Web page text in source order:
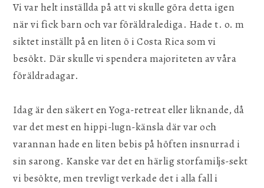
Vi var helt inställda på att vi skulle göra detta igen
när vi fick barn och var föräldralediga. Hade t. o. m
siktet inställt på en liten ö i Costa Rica som vi
besökt. Där skulle vi spendera majoriteten av våra
föräldradagar.
Idag är den säkert en Yoga-retreat eller liknande, då
var det mest en hippi-lugn-känsla där var och
varannan hade en liten bebis på höften insnurrad i
sin sarong. Kanske var det en härlig storfamiljs-sekt
vi besökte, men trevligt verkade det i alla fall i